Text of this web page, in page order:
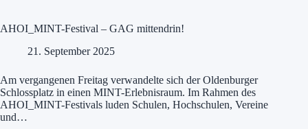
AHOI_MINT-Festival – GAG mittendrin!
21. September 2025
Am vergangenen Freitag verwandelte sich der Oldenburger
Schlossplatz in einen MINT-Erlebnisraum. Im Rahmen des
AHOI_MINT-Festivals luden Schulen, Hochschulen, Vereine
und…